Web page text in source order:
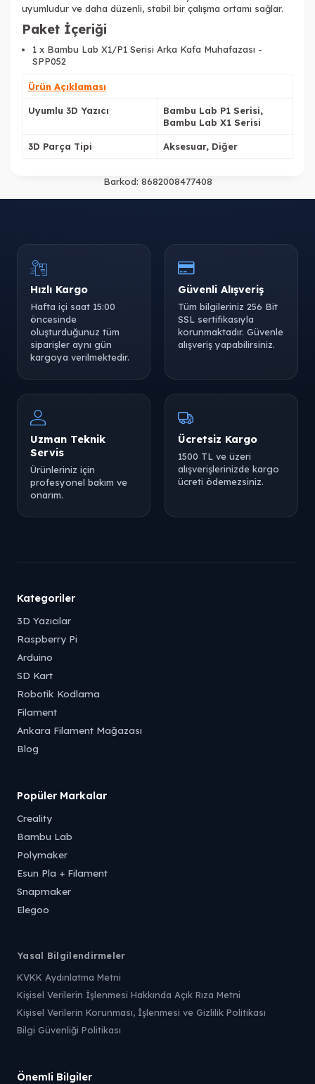
uyumludur ve daha düzenli, stabil bir çalışma ortamı sağlar.
Paket İçeriği
1 x Bambu Lab X1/P1 Serisi Arka Kafa Muhafazası -
SPP052
Ürün Açıklaması
Uyumlu 3D Yazıcı
Bambu Lab P1 Serisi,
Bambu Lab X1 Serisi
3D Parça Tipi Aksesuar, Diğer
Barkod: 8682008477408
Hızlı Kargo
Hafta içi saat 15:00
öncesinde
oluşturduğunuz tüm
siparişler aynı gün
kargoya verilmektedir.
Güvenli Alışveriş
Tüm bilgileriniz 256 Bit
SSL sertifikasıyla
korunmaktadır. Güvenle
alışveriş yapabilirsiniz.
Uzman Teknik
Servis
Ürünleriniz için
profesyonel bakım ve
onarım.
Ücretsiz Kargo
1500 TL ve üzeri
alışverişlerinizde kargo
ücreti ödemezsiniz.
Kategoriler
3D Yazıcılar
Raspberry Pi
Arduino
SD Kart
Robotik Kodlama
Filament
Ankara Filament Mağazası
Blog
Popüler Markalar
Creality
Bambu Lab
Polymaker
Esun Pla + Filament
Snapmaker
Elegoo
Yasal Bilgilendirmeler
KVKK Aydınlatma Metni
Kişisel Verilerin İşlenmesi Hakkında Açık Rıza Metni
Kişisel Verilerin Korunması, İşlenmesi ve Gizlilik Politikası
Bilgi Güvenliği Politikası
Önemli Bilgiler